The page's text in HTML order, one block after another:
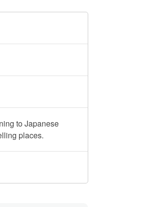
to Japanese
places.